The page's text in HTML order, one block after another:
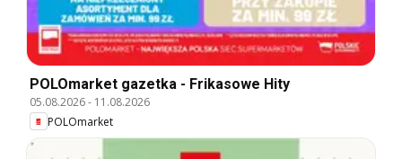
POLOmarket gazetka - Frikasowe Hity
05.08.2026- 11.08.2026
POLOmarket